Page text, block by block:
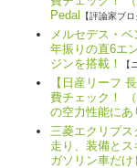
Pedal 【評論家ブ
メルセデス・
年振りの直6エ
ジンを搭載！
【
【日産リーフ
費チェック！
の空力性能にあ
三菱エクリプ
走り、装備とス
ガソリン車だけ